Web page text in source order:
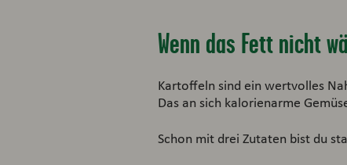
Wenn das Fett nicht
Kartoffeln sind ein wertvolles
Das an sich kalorienarme
Schon mit drei Zutaten bist du